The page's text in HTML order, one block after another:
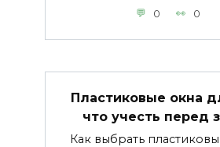
0 0
Пластиковые окна
что учесть перед
Как выбрать